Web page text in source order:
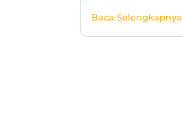
Baca Selengkapnya